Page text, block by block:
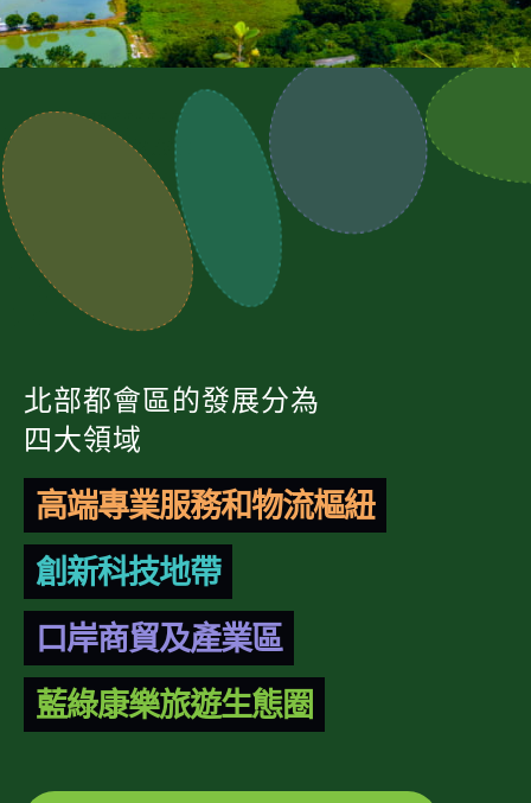
北部都會區的發展分為
四大領域
高端專業服務和物流樞紐
創新科技地帶
口岸商貿及產業區
藍綠康樂旅遊生態圈